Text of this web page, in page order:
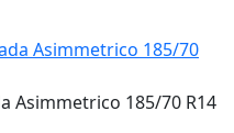
Asimmetrico 185/70 R14